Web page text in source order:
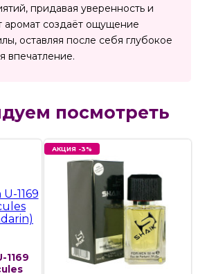
придавая уверенность и
аромат создаёт ощущение
оставляя после себя глубокое
впечатление.
посмотреть
1169
АКЦИЯ -3%